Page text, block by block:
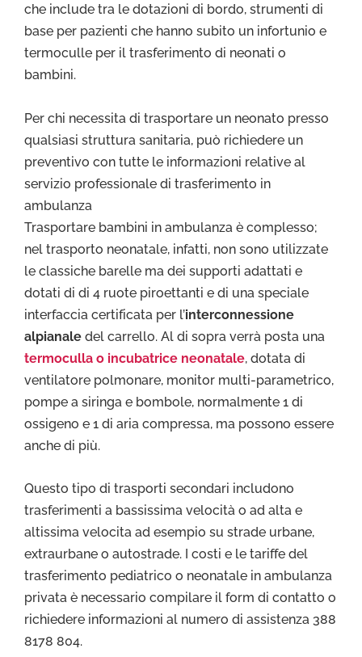
che include tra le dotazioni di bordo, strumenti di
base per pazienti che hanno subito un infortunio e
termoculle per il trasferimento di neonati o
bambini.
Per chi necessita di trasportare un neonato presso
qualsiasi struttura sanitaria, può richiedere un
preventivo con tutte le informazioni relative al
servizio professionale di trasferimento in
ambulanza
Trasportare bambini in ambulanza è complesso;
nel trasporto neonatale, infatti, non sono utilizzate
le classiche barelle ma dei supporti adattati e
dotati di di 4 ruote piroettanti e di una speciale
interfaccia certificata per l’interconnessione
alpianale del carrello. Al di sopra verrà posta una
termoculla o incubatrice neonatale, dotata di
ventilatore polmonare, monitor multi-parametrico,
pompe a siringa e bombole, normalmente 1 di
ossigeno e 1 di aria compressa, ma possono essere
anche di più.
Questo tipo di trasporti secondari includono
trasferimenti a bassissima velocità o ad alta e
altissima velocita ad esempio su strade urbane,
extraurbane o autostrade. I costi e le tariffe del
trasferimento pediatrico o neonatale in ambulanza
privata è necessario compilare il form di contatto o
richiedere informazioni al numero di assistenza 388
8178 804.